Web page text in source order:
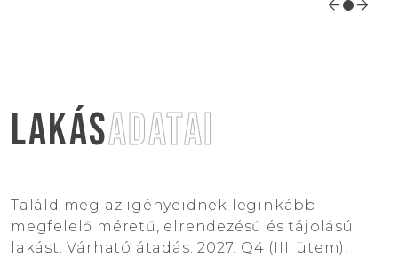
+36 1 203 7876
INFO@SISKIN.HU
arrow_back arrow_forward
LAKÁSADATAI
Találd meg az igényeidnek leginkább
megfelelő méretű, elrendezésű és tájolású
lakást. Várható átadás: 2027. Q4 (III. ütem),